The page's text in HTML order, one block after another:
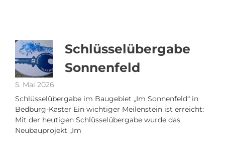
Schlüsselübergabe
Sonnenfeld
5. Mai 2026
Schlüsselübergabe im Baugebiet „Im Sonnenfeld“ in
Bedburg-Kaster Ein wichtiger Meilenstein ist erreicht:
Mit der heutigen Schlüsselübergabe wurde das
Neubauprojekt „Im